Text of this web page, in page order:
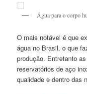
Água para o corpo
O mais notável é que
água no Brasil, o que
produção. Entretanto
reservatórios de aço
qualidade e dentro das